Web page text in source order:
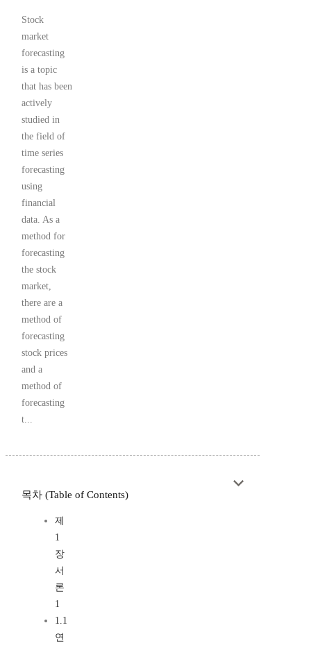
Stock
market
forecasting
is a topic
that has been
actively
studied in
the field of
time series
forecasting
using
financial
data. As a
method for
forecasting
the stock
market,
there are a
method of
forecasting
stock prices
and a
method of
forecasting
t...
목차 (Table of Contents)
제
1
장
서
론
1
1.1
연